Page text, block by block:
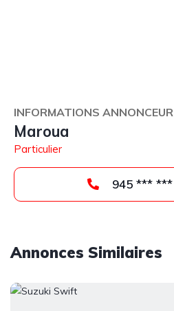
INFORMATIONS ANNONCEUR
Maroua
Particulier
Annonces Similaires